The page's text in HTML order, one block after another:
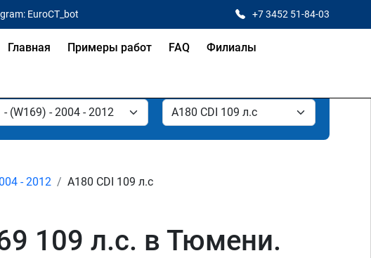
EuroCT_bot +7 3452 51-84-03
Главная Примеры работ FAQ Филиалы
- 2012 A180 CDI 109 л.с
109 л.с. в Тюмени.